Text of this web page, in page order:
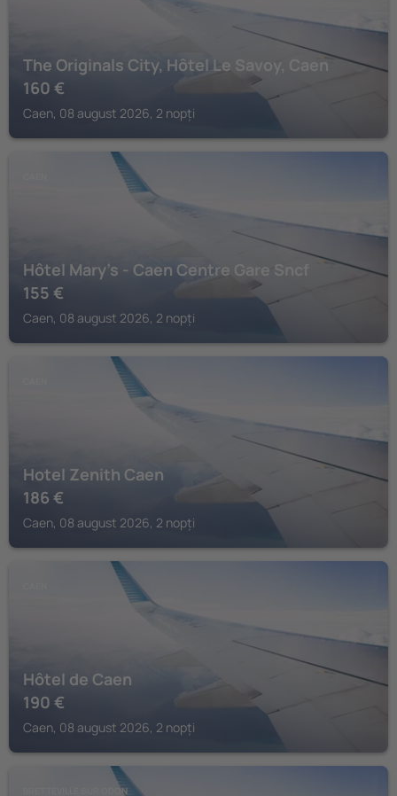
The Originals City, Hôtel Le Savoy, Caen
160 €
Caen, 08 august 2026, 2 nopți
Hôtel Mary’s - Caen Centre Gare Sncf
155 €
Caen, 08 august 2026, 2 nopți
Hotel Zenith Caen
186 €
Caen, 08 august 2026, 2 nopți
Hôtel de Caen
190 €
Caen, 08 august 2026, 2 nopți
BRETTEVILLE SUR ODON